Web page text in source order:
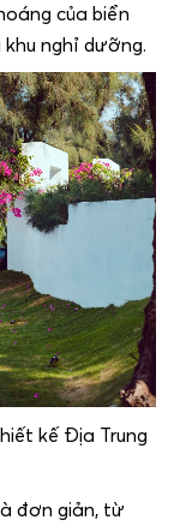
của biển
nghỉ dưỡng.
kế Địa Trung
đơn giản, từ